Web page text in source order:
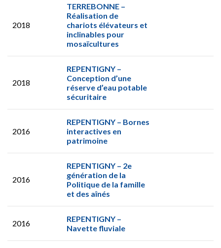
2018
TERREBONNE –
Réalisation de
chariots élévateurs et
inclinables pour
mosaïcultures
2018
REPENTIGNY –
Conception d’une
réserve d’eau potable
sécuritaire
2016
REPENTIGNY – Bornes
interactives en
patrimoine
2016
REPENTIGNY – 2e
génération de la
Politique de la famille
et des aînés
2016
REPENTIGNY –
Navette fluviale